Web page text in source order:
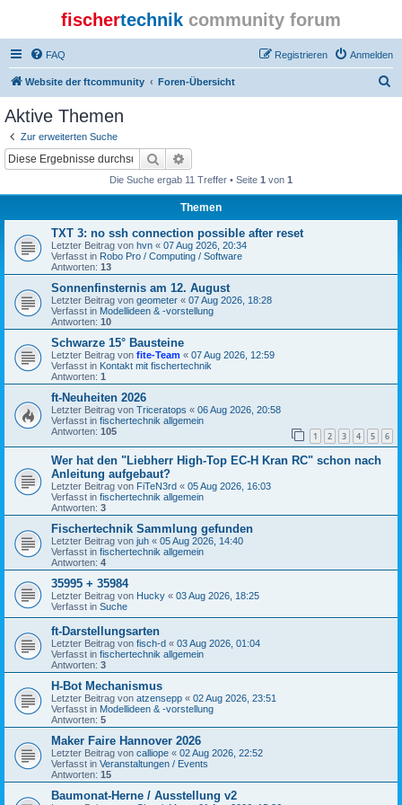
fischertechnik community forum
FAQ Anmelden
Registrieren
Website der ftcommunity Foren-Übersicht
Aktive Themen
Zur erweiterten Suche
Suche
Die Suche ergab 11 Treffer • Seite 1 von 1
Themen
TXT 3: no ssh connection possible after reset
Letzter Beitrag von hvn « 07 Aug 2026, 20:34
Verfasst in Robo Pro / Computing / Software
Antworten: 13
Sonnenfinsternis am 12. August
Letzter Beitrag von geometer « 07 Aug 2026, 18:28
Verfasst in Modellideen & -vorstellung
Antworten: 10
Schwarze 15° Bausteine
Letzter Beitrag von fite-Team « 07 Aug 2026, 12:59
Verfasst in Kontakt mit fischertechnik
Antworten: 1
ft-Neuheiten 2026
Letzter Beitrag von Triceratops « 06 Aug 2026, 20:58
Verfasst in fischertechnik allgemein
Antworten: 105 1 2 3 4 5 6
Wer hat den "Liebherr High-Top EC-H Kran RC" schon nach
Anleitung aufgebaut?
Letzter Beitrag von FiTeN3rd « 05 Aug 2026, 16:03
Verfasst in fischertechnik allgemein
Antworten: 3
Fischertechnik Sammlung gefunden
Letzter Beitrag von juh « 05 Aug 2026, 14:40
Verfasst in fischertechnik allgemein
Antworten: 4
35995 + 35984
Letzter Beitrag von Hucky « 03 Aug 2026, 18:25
Verfasst in Suche
ft-Darstellungsarten
Letzter Beitrag von fisch-d « 03 Aug 2026, 01:04
Verfasst in fischertechnik allgemein
Antworten: 3
H-Bot Mechanismus
Letzter Beitrag von atzensepp « 02 Aug 2026, 23:51
Verfasst in Modellideen & -vorstellung
Antworten: 5
Maker Faire Hannover 2026
Letzter Beitrag von calliope « 02 Aug 2026, 22:52
Verfasst in Veranstaltungen / Events
Antworten: 15
Baumonat-Herne / Ausstellung v2